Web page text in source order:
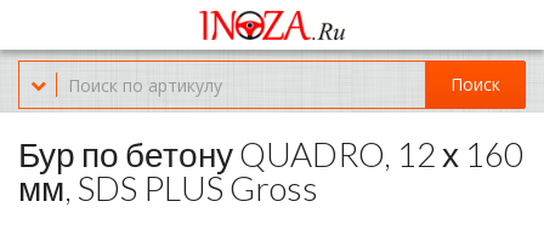
Офис обслуживания г.Краснодар (KRD) Куликова Поля 2 (магазин
Нож-мясо)
8-(967)-300-69-11
Поиск
Бур по бетону QUADRO, 12 х 160
мм, SDS PLUS Gross